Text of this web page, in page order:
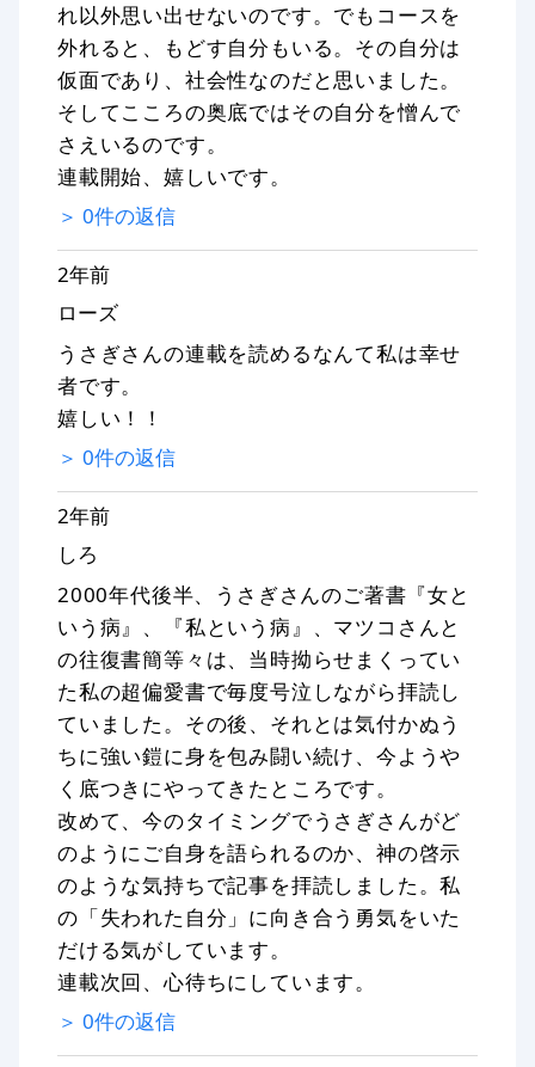
れ以外思い出せないのです。でもコースを
外れると、もどす自分もいる。その自分は
仮面であり、社会性なのだと思いました。
そしてこころの奥底ではその自分を憎んで
さえいるのです。
連載開始、嬉しいです。
＞ 0件の返信
2年前
ローズ
うさぎさんの連載を読めるなんて私は幸せ
者です。
嬉しい！！
＞ 0件の返信
2年前
しろ
2000年代後半、うさぎさんのご著書『女と
いう病』、『私という病』、マツコさんと
の往復書簡等々は、当時拗らせまくってい
た私の超偏愛書で毎度号泣しながら拝読し
ていました。その後、それとは気付かぬう
ちに強い鎧に身を包み闘い続け、今ようや
く底つきにやってきたところです。
改めて、今のタイミングでうさぎさんがど
のようにご自身を語られるのか、神の啓示
のような気持ちで記事を拝読しました。私
の「失われた自分」に向き合う勇気をいた
だける気がしています。
連載次回、心待ちにしています。
＞ 0件の返信